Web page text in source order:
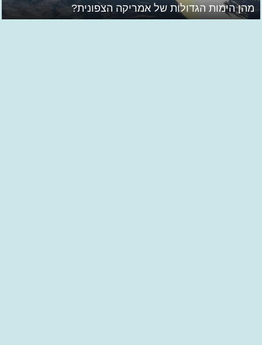
מהן הימות הגדולות של אמריקה הצפונית?